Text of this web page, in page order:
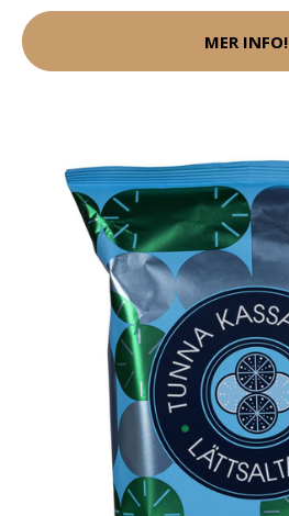
MER INFO!